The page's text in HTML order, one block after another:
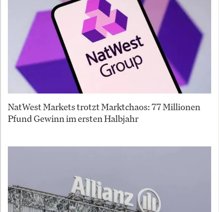
NatWest Markets trotzt Marktchaos: 77 Millionen
Pfund Gewinn im ersten Halbjahr